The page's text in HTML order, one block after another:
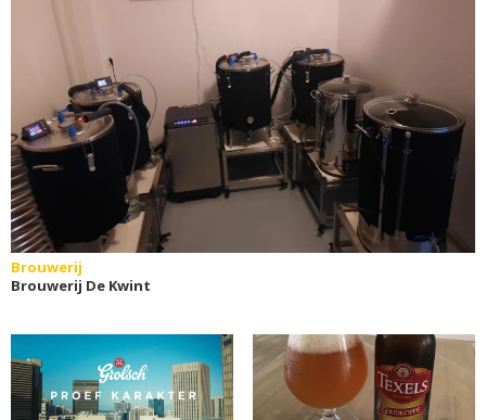
Brouwerij
Brouwerij De Kwint